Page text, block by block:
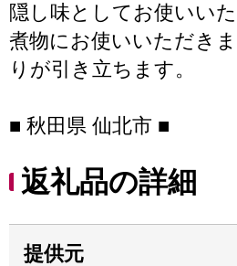
隠し味としてお使いい
煮物にお使いいただき
りが引き立ちます。
■ 秋田県 仙北市 ■
返礼品の詳細
提供元